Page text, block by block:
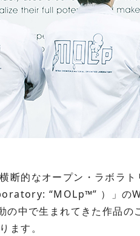
断的なオープン・ラボラ
“MOLp™” ）」の
中で生まれてきた作品の
ます。